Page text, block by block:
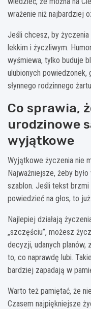
wrażenie niż najbardziej
Jeśli chcesz, by
lekkim i życzliwym.
wyśmiewa, tylko buduje
ulubionych powiedzonek,
słynnego rodzinnego
Co sprawia,
urodzinowe
wyjątkowe
Wyjątkowe życzenia nie
Najważniejsze, żeby
szablon. Jeśli tekst brzmi
powiedzieć na głos, to
Najlepiej działają
„szczęściu”, możesz
decyzji, udanych planów,
to, co naprawdę lubi.
bardziej zapadają w
Warto też pamiętać, że
Czasem najpiękniejsze